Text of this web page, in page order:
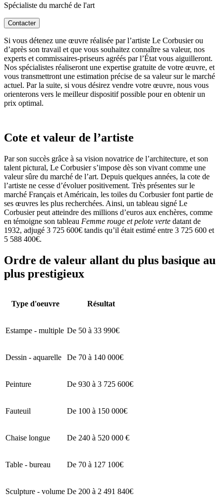
Spécialiste du marché de l'art
Contacter
Si vous détenez une œuvre réalisée par l’artiste Le Corbusier ou
d’après son travail et que vous souhaitez connaître sa valeur, nos
experts et commissaires-priseurs agréés par l’État vous aiguilleront.
Nos spécialistes réaliseront une expertise gratuite de votre œuvre, et
vous transmettront une estimation précise de sa valeur sur le marché
actuel. Par la suite, si vous désirez vendre votre œuvre, nous vous
orienterons vers le meilleur dispositif possible pour en obtenir un
prix optimal.
Cote et valeur de l’artiste
Par son succès grâce à sa vision novatrice de l’architecture, et son
talent pictural, Le Corbusier s’impose dès son vivant comme une
valeur sûre du marché de l’art. Depuis quelques années, la cote de
l’artiste ne cesse d’évoluer positivement. Très présentes sur le
marché Français et Américain, les toiles du Corbusier font partie de
ses œuvres les plus recherchées. Ainsi, un tableau signé Le
Corbusier peut atteindre des millions d’euros aux enchères, comme
en témoigne son tableau Femme rouge et pelote verte datant de
1932, adjugé 3 725 600€ tandis qu’il était estimé entre 3 725 600 et
5 588 400€.
Ordre de valeur allant du plus basique au
plus prestigieux
Type d'oeuvre Résultat
Estampe - multiple De 50 à 33 990€
Dessin - aquarelle De 70 à 140 000€
Peinture De 930 à 3 725 600€
Fauteuil De 100 à 150 000€
Chaise longue De 240 à 520 000 €
Table - bureau De 70 à 127 100€
Sculpture - volume De 200 à 2 491 840€